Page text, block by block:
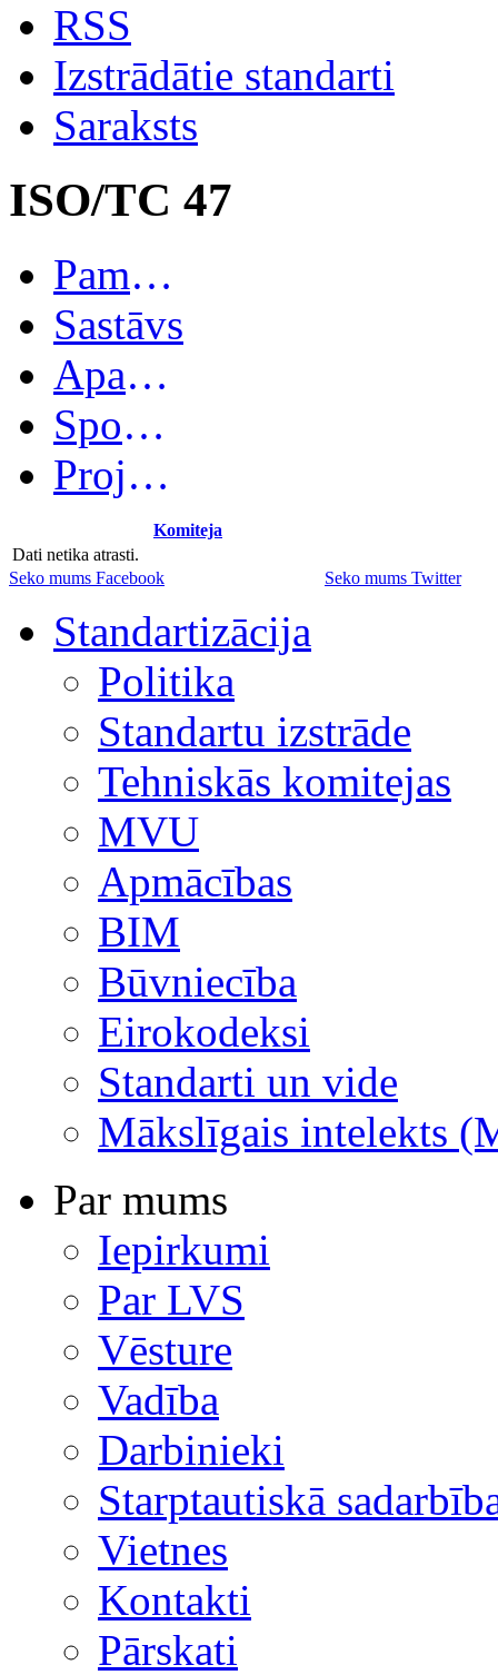
RSS
Izstrādātie standarti
Saraksts
ISO/TC 47
Pamatinformācija
Sastāvs
Apakškomitejas
Spoguļkomitejas
Projekti
Komiteja
Dati netika atrasti.
Seko mums Facebook
Seko mums Twitter
Standartizācija
Politika
Standartu izstrāde
Tehniskās komitejas
MVU
Apmācības
BIM
Būvniecība
Eirokodeksi
Standarti un vide
Mākslīgais intelekts
Par mums
Iepirkumi
Par LVS
Vēsture
Vadība
Darbinieki
Starptautiskā
Vietnes
Kontakti
Pārskati